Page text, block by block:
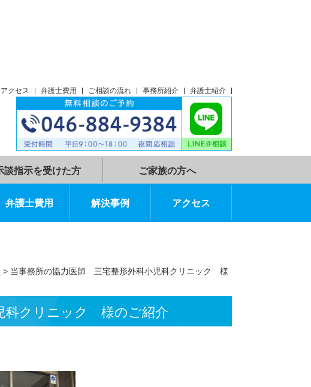
階
アクセス 弁護士費用 ご相談の流れ 事務所紹介
理由 弁護士費用 解決事例 アクセス
律事務所】 >
科小児科クリニック 様のご紹介